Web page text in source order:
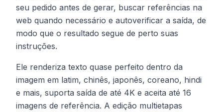
seu pedido antes de gerar, buscar referências na
web quando necessário e autoverificar a saída, de
modo que o resultado segue de perto suas
instruções.
Ele renderiza texto quase perfeito dentro da
imagem em latim, chinês, japonês, coreano, hindi
e mais, suporta saída de até 4K e aceita até 16
imagens de referência. A edição multietapas